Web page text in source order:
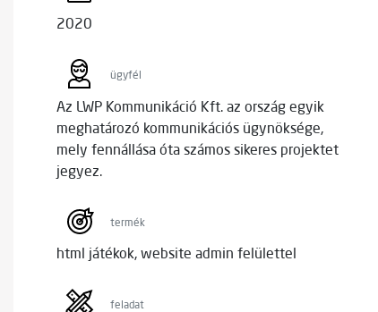
2020
ügyfél
Az LWP Kommunikáció Kft. az ország egyik
meghatározó kommunikációs ügynöksége,
mely fennállása óta számos sikeres projektet
jegyez.
termék
html játékok, website admin felülettel
feladat